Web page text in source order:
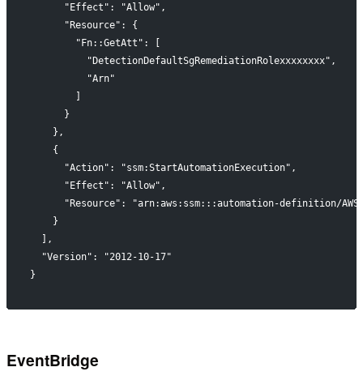
      "Effect": "Allow",
      "Resource": {
        "Fn::GetAtt": [
          "DetectionDefaultSgRemediationRolexxxxxxxx",
          "Arn"
      }
    },
    {
      "Action": "ssm:StartAutomationExecution",
      "Effect": "Allow",
"Resource": "arn:aws:ssm:::automation-definition/
    }
  ],
  "Version": "2012-10-17"
}
EventBridge